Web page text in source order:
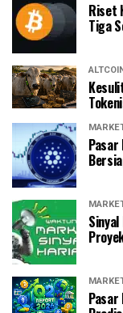
Riset
Tiga